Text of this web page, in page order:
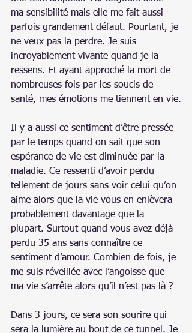
ma sensibilité mais elle me fait aussi
parfois grandement défaut. Pourtant, je
ne veux pas la perdre. Je suis
incroyablement vivante quand je la
ressens. Et ayant approché la mort de
nombreuses fois par les soucis de
santé, mes émotions me tiennent en vie.
Il y a aussi ce sentiment d’être pressée
par le temps quand on sait que son
espérance de vie est diminuée par la
maladie. Ce ressenti d’avoir perdu
tellement de jours sans voir celui qu’on
aime alors que la vie vous en enlèvera
probablement davantage que la
plupart. Surtout quand vous avez déjà
perdu 35 ans sans connaître ce
sentiment d’amour. Combien de fois, je
me suis réveillée avec l’angoisse que
ma vie s’arrête alors qu’il n’est pas là ?
Dans 3 jours, ce sera son sourire qui
sera la lumière au bout de ce tunnel. Je